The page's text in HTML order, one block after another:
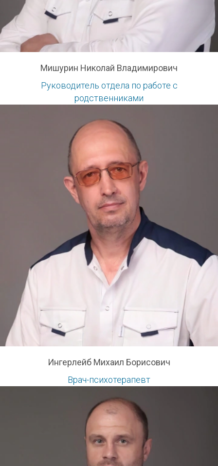
Мишурин Николай Владимирович
Руководитель отдела по работе с
родственниками
Ингерлейб Михаил Борисович
Врач-психотерапевт